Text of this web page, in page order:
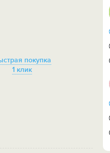
покупка
1 клик